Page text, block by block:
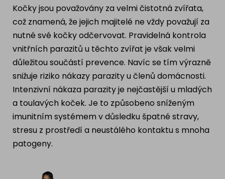
PLEMENA PSŮ
Francouzský buldog
Dalmatín
Zlatý retrívr
Německý ovčák
Atlas psů
Britská krátkosrstá kočka
Bengálská kočka
Kanadský Sphynx
Kočky jsou považovány za velmi čistotná zvířata,
což znamená, že jejich majitelé ne vždy považují za
nutné své kočky odčervovat. Pravidelná kontrola
vnitřních parazitů u těchto zvířat je však velmi
důležitou součástí prevence. Navíc se tím výrazně
snižuje riziko nákazy parazity u členů domácnosti.
Intenzivní nákaza parazity je nejčastější u mladých
a toulavých koček. Je to způsobeno sníženým
imunitním systémem v důsledku špatné stravy,
stresu z prostředí a neustálého kontaktu s mnoha
patogeny.